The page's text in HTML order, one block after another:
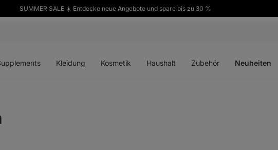
SUMMER SALE ☀️ Entdecke neue Angebote und spare bis zu 30 %
Kleidung Kosmetik Haushalt Zubehör Neuheiten